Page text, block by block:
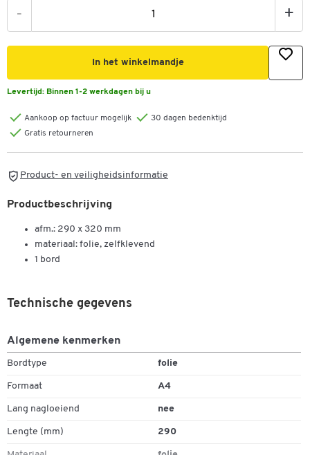
- +
In het winkelmandje
Levertijd: Binnen 1-2 werkdagen bij u
Aankoop op factuur mogelijk
30 dagen bedenktijd
Gratis retourneren
Product- en veiligheidsinformatie
Productbeschrijving
afm.: 290 x 320 mm
materiaal: folie, zelfklevend
1 bord
Technische gegevens
Algemene kenmerken
Bordtype folie
Formaat A4
Lang nagloeiend nee
Lengte (mm) 290